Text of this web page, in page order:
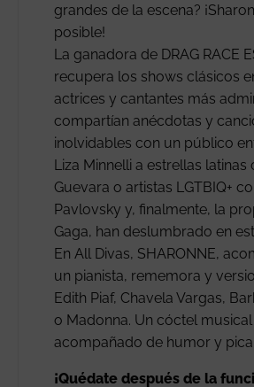
grandes de la escena?
posible!
La ganadora de DRAG RACE
recupera los shows clásicos
actrices y cantantes más
compartían anécdotas y
inolvidables con un público
Liza Minnelli a estrellas
Guevara o artistas LGTBIQ+
Pavlovsky y, finalmente, la
Gaga, han deslumbrado en
En All Divas, SHARONNE,
un pianista, rememora y
Edith Piaf, Chavela Vargas,
o Madonna. Un cóctel musical
acompañado de humor y
¡Quédate después de la